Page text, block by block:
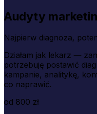
Audyty
Najpierw diagnoza,
Działam jak lekarz —
potrzebuję postawić
kampanie, analitykę,
co naprawić.
od 800 zł